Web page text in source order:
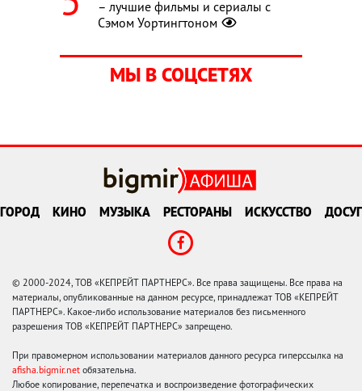
– лучшие фильмы и сериалы с
Сэмом Уортингтоном
МЫ В СОЦСЕТЯХ
ГОРОД КИНО МУЗЫКА РЕСТОРАНЫ ИСКУССТВО ДОСУГ
© 2000-2024, ТОВ «КЕПРЕЙТ ПАРТНЕРС». Все права защищены. Все права на
материалы, опубликованные на данном ресурсе, принадлежат ТОВ «КЕПРЕЙТ
ПАРТНЕРС». Какое-либо использование материалов без письменного
разрешения ТОВ «КЕПРЕЙТ ПАРТНЕРС» запрещено.
При правомерном использовании материалов данного ресурса гиперссылка на
afisha.bigmir.net обязательна.
Любое копирование, перепечатка и воспроизведение фотографических